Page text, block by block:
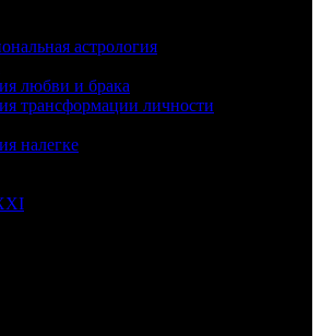
астрология
любви и брака
трансформации личности
налегке